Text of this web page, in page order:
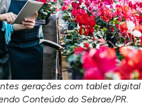
gerações com tablet digital
Conteúdo do Sebrae/PR.